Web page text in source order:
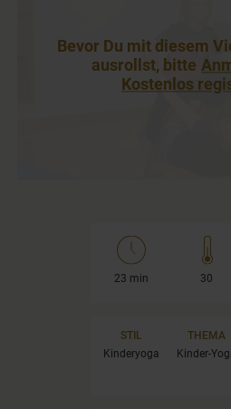
Bevor Du mit diesem
ausrollst, bitte
Kostenlos
23 min 30
STIL
Kinderyoga
THEMA
Kinder-